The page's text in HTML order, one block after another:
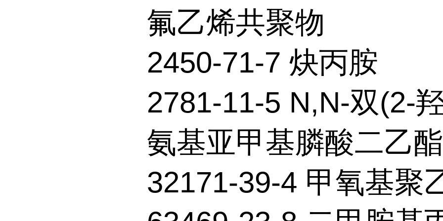
氟乙烯共聚物
2450-71-7 炔丙胺
2781-11-5 N,N-双(2-
氨基亚甲基膦酸二乙酯
32171-39-4 甲氧基聚